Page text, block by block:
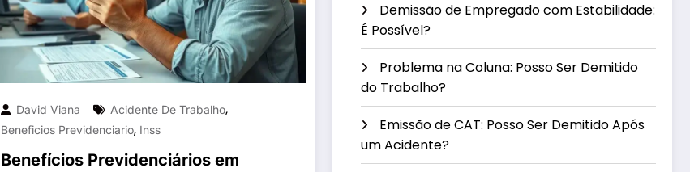
David Viana Acidente De Trabalho,
Beneficios Previdenciario, Inss
Benefícios Previdenciários em
Demissão de Empregado com Estabilidade:
É Possível?
Problema na Coluna: Posso Ser Demitido
do Trabalho?
Emissão de CAT: Posso Ser Demitido Após
um Acidente?